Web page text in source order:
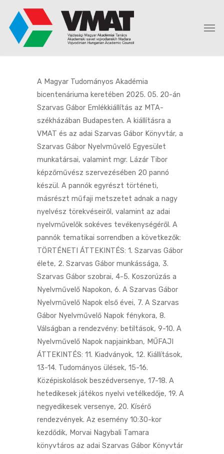
A Magyar Tudományos Akadémia
bicentenáriuma keretében 2025. 05. 20-án
Szarvas Gábor Emlékkiállítás az MTA-
székházában Budapesten. A kiállításra a
VMAT és az adai Szarvas Gábor Könyvtár, a
Szarvas Gábor Nyelvművelő Egyesület
munkatársai, valamint mgr. Lázár Tibor
képzőművész szervezésében 20 pannó
készül. A pannók egyrészt történeti,
másrészt műfaji metszetet adnak a nagy
nyelvész törekvéseiről, valamint az adai
nyelvművelők sokéves tevékenységéről. A
pannók tematikai sorrendben a következők:
TÖRTÉNETI ÁTTEKINTÉS: 1. Szarvas Gábor
élete, 2. Szarvas Gábor munkássága, 3.
Szarvas Gábor szobrai, 4-5. Koszorúzás a
Nyelvművelő Napokon, 6. A Szarvas Gábor
Nyelvművelő Napok első évei, 7. A Szarvas
Gábor Nyelvművelő Napok fénykora, 8.
Válságban a rendezvény: betiltások, 9-10. A
Nyelvművelő Napok napjainkban, MŰFAJI
ÁTTEKINTÉS: 11. Kiadványok, 12. Kiállítások,
13-14. Tudományos ülések, 15-16.
Középiskolások beszédversenye, 17-18. A
hetedikesek játékos nyelvi vetélkedője, 19. A
negyedikesek versenye, 20. Kísérő
rendezvények. Az esemény 10:30-kor
kezdődik, Morvai Nagybali Tamara
könyvtáros az adai Szarvas Gábor Könyvtár